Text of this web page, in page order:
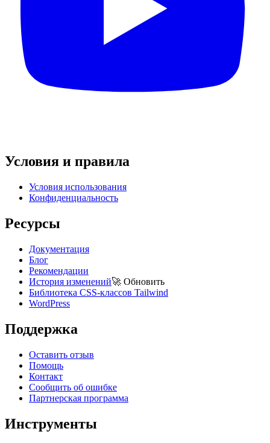
Условия и правила
Условия использования
Конфиденциальность
Ресурсы
Документация
Блог
Рекомендации
История изменений🚀 Обновить
Библиотека CSS-классов Tailwind
WordPress
Поддержка
Оставить отзыв
Помощь
Контакт
Сообщить об ошибке
Партнерская программа
Инструменты